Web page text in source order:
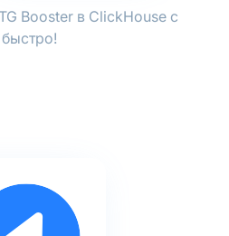
Booster в ClickHouse с